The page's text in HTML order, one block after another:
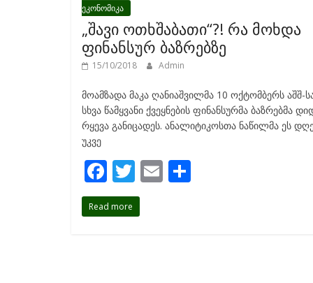
ეკონომიკა
„შავი ოთხშაბათი“?! რა მოხდა
ფინანსურ ბაზრებზე
15/10/2018 Admin
მოამზადა მაკა ღანიაშვილმა 10 ოქტომბერს აშშ-
სხვა წამყვანი ქვეყნების ფინანსურმა ბაზრებმა
რყევა განიცადეს. ანალიტიკოსთა ნაწილმა ეს
უკვე
F
ac
e
T
w
itt
E
Read more